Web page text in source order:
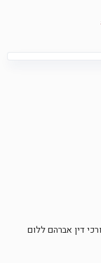
דין אברהם ללום